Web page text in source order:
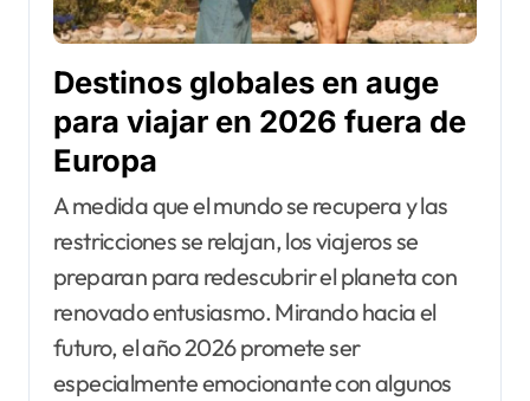
Destinos globales en auge
para viajar en 2026 fuera de
Europa
A medida que el mundo se recupera y las
restricciones se relajan, los viajeros se
preparan para redescubrir el planeta con
renovado entusiasmo. Mirando hacia el
futuro, el año 2026 promete ser
especialmente emocionante con algunos